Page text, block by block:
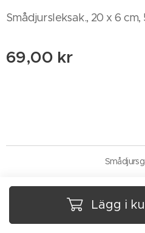
Smådjursleksak., 20 x 6 cm,
69,00 kr
Lägg i